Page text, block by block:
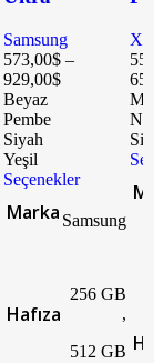
Samsung
573,00$ –
929,00$
Beyaz
Pembe
Siyah
Yeşil
Seçenekler
Marka Samsung
Hafıza
256 GB
,
512 GB